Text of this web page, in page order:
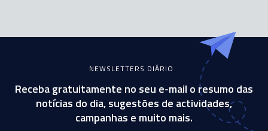
NEWSLETTERS DIÁRIO
Receba gratuitamente no seu e-mail o resumo das
notícias do dia, sugestões de actividades,
campanhas e muito mais.